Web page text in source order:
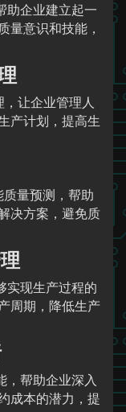
助企业建立起一
量意识和技能，
让企业管理人
产计划，提高生
量预测，帮助
决方案，避免质
实现生产过程的
周期，降低生产
，帮助企业深入
成本的潜力，提